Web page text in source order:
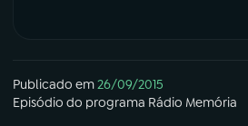
Publicado em26/09/2015
Episódio do programa Rádio Memória